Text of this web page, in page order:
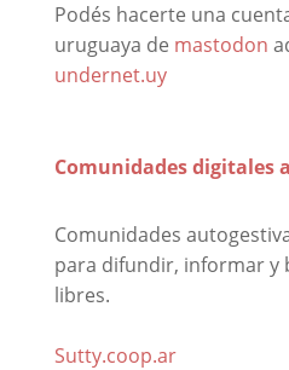
Podés hacerte una
uruguaya de mastodon
undernet.uy
Comunidades digitales
Comunidades
para difundir, informar y
libres.
Sutty.coop.ar